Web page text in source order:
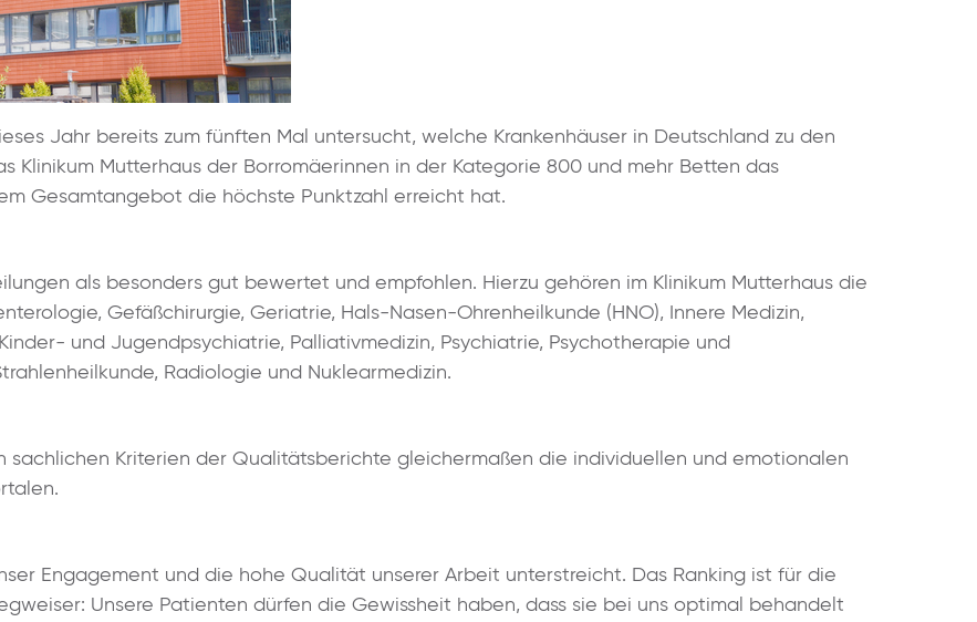
Jahr bereits zum fünften Mal untersucht, welche Krankenhäuser in Deutschland zu den
Klinikum Mutterhaus der Borromäerinnen in der Kategorie 800 und mehr Betten das
Gesamtangebot die höchste Punktzahl erreicht hat.
als besonders gut bewertet und empfohlen. Hierzu gehören im Klinikum Mutterhaus die
Gefäßchirurgie, Geriatrie, Hals-Nasen-Ohrenheilkunde (HNO), Innere Medizin,
und Jugendpsychiatrie, Palliativmedizin, Psychiatrie, Psychotherapie und
Radiologie und Nuklearmedizin.
sachlichen Kriterien der Qualitätsberichte gleichermaßen die individuellen und emotionalen
Engagement und die hohe Qualität unserer Arbeit unterstreicht. Das Ranking ist für die
Unsere Patienten dürfen die Gewissheit haben, dass sie bei uns optimal behandelt